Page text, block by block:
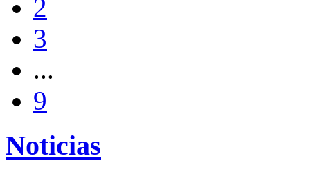
2
3
...
9
Noticias